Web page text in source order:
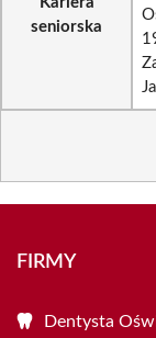
seniorska
FIRMY
Dentysta